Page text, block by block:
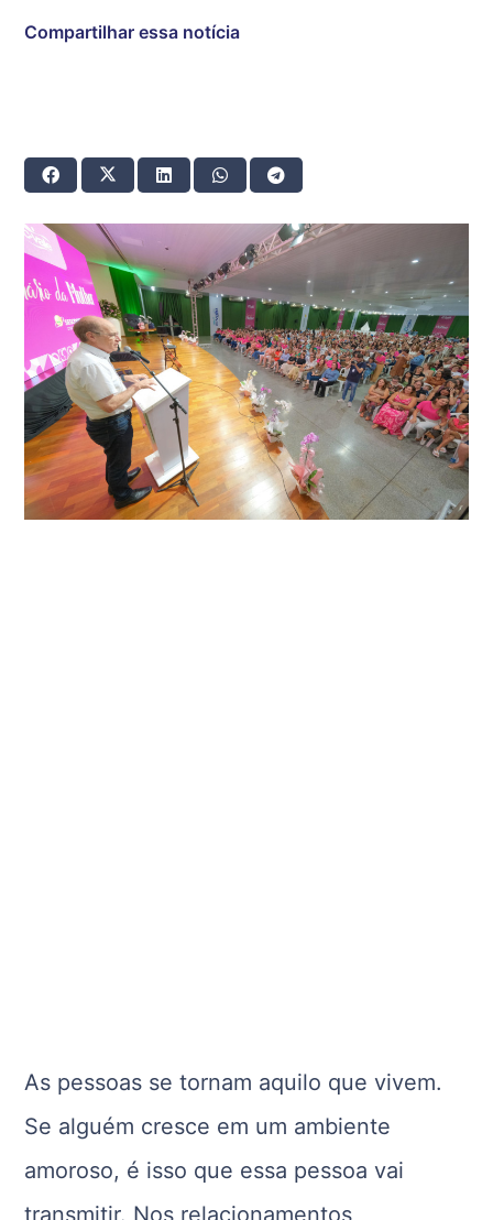
Compartilhar essa notícia
As pessoas se tornam aquilo que vivem.
Se alguém cresce em um ambiente
amoroso, é isso que essa pessoa vai
transmitir. Nos relacionamentos